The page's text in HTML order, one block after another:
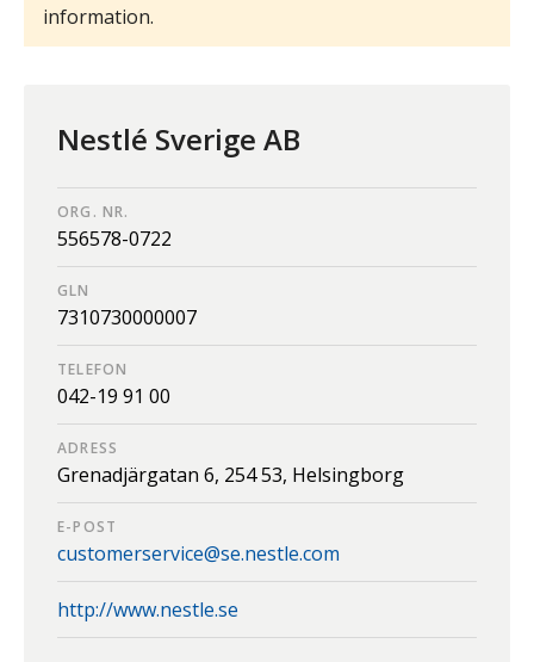
information.
Nestlé Sverige AB
ORG. NR.
556578-0722
GLN
7310730000007
TELEFON
042-19 91 00
ADRESS
Grenadjärgatan 6, 254 53, Helsingborg
E-POST
customerservice@se.nestle.com
http://www.nestle.se